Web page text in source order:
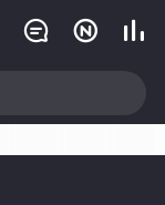
  